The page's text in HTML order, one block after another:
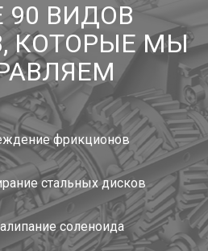
90 ВИДОВ
КОТОРЫЕ МЫ
фрикционов
стальных дисков
соленоида